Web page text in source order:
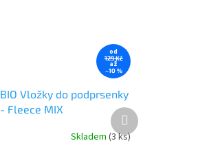
od
129 Kč
až
–10 %
BIO Vložky do podprsenky
- Fleece MIX
Skladem(3 ks)
Další
produkt